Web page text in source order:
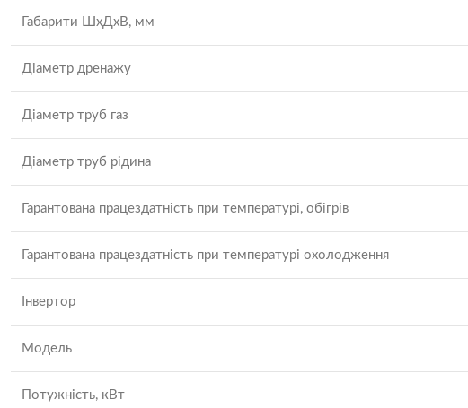
Габарити ШхДхВ, мм
Діаметр дренажу
Діаметр труб газ
Діаметр труб рідина
Гарантована працездатність при температурі, обігрів
Гарантована працездатність при температурі охолодження
Інвертор
Модель
Потужність, кВт